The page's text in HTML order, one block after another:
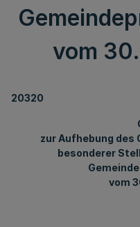
vom
20320
zur Aufhebung des
besonderer
vom